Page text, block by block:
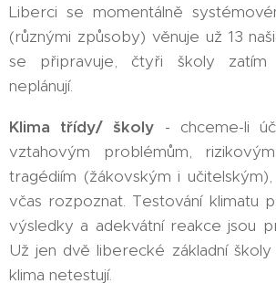
Liberci se momentálně
(různými způsoby) věnuje už 13
se připravuje, čtyři školy zatím
neplánují.
Klima třídy/ školy - chceme-li
vztahovým problémům,
tragédiím (žákovským i
včas rozpoznat. Testování klimatu
výsledky a adekvátní reakce jsou
Už jen dvě liberecké základní
klima netestují.